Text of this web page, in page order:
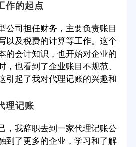
作的起点
公司担任财务，主要负责账目
以及税费的计算等工作。这个
的会计知识，也开始对企业的
，也看到了企业账目不规范、
引起了我对代理记账的兴趣和
理记账
，我辞职去到一家代理记账公
到了更多的企业，学习和了解